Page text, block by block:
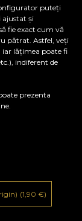
puteți
ajustat și
fie exact cum vă
pătrat. Astfel, veți
lățimea poate fi
indiferent de
prezenta
(1,90€)